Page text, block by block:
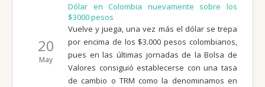
20
May
Dólar en Colombia nuevamente sobre los
$3000 pesos
Vuelve y juega, una vez más el dólar se trepa
por encima de los $3.000 pesos colombianos,
pues en las últimas jornadas de la Bolsa de
Valores consiguió establecerse con una tasa
de cambio o TRM como la denominamos en